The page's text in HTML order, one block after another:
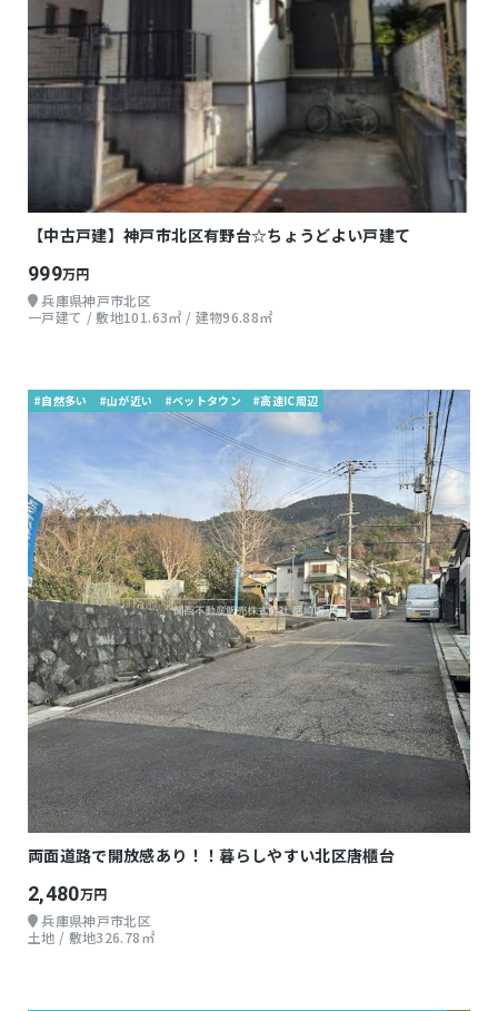
【中古戸建】神戸市北区有野台☆ちょうどよい戸建て
999万円
兵庫県神戸市北区
一戸建て / 敷地101.63㎡ / 建物96.88㎡
#自然多い #山が近い #ベットタウン #高速IC周辺
両面道路で開放感あり！！暮らしやすい北区唐櫃台
2,480万円
兵庫県神戸市北区
土地 / 敷地326.78㎡